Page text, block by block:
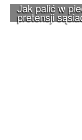
Jak palić w
pretensji